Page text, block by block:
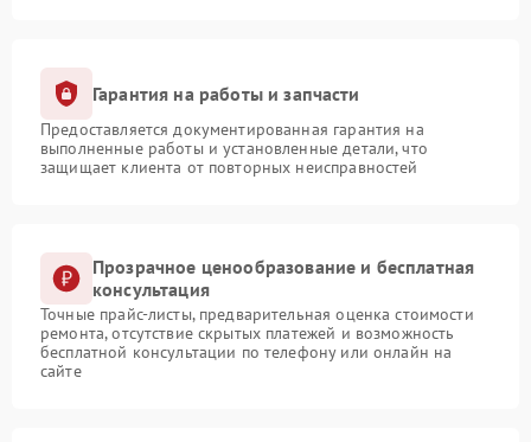
Гарантия на работы и запчасти
Предоставляется документированная гарантия на
выполненные работы и установленные детали, что
защищает клиента от повторных неисправностей
Прозрачное ценообразование и бесплатная
консультация
Точные прайс-листы, предварительная оценка стоимости
ремонта, отсутствие скрытых платежей и возможность
бесплатной консультации по телефону или онлайн на
сайте